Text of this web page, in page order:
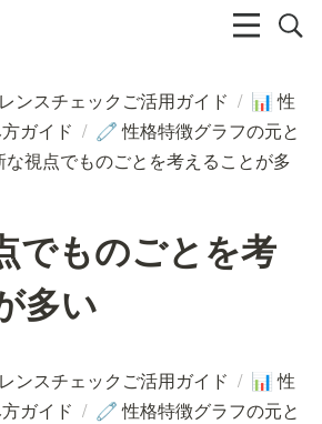
ンスチェックご活用ガイド / 📊 性
ガイド / 🧷 性格特徴グラフの元と
な視点でものごとを考えることが多
でものごとを考
多い
ンスチェックご活用ガイド / 📊 性
ガイド / 🧷 性格特徴グラフの元と